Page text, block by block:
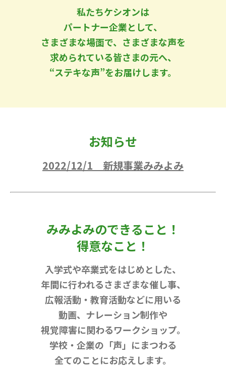
私たちケシオンは
パートナー企業として、
さまざまな場面で、さまざまな声を
求められている皆さまの元へ、
“ステキな声”をお届けします。
お知らせ
2022/12/1 新規事業みみよみ
みみよみのできること！
得意なこと！
入学式や卒業式をはじめとした、
年間に行われるさまざまな催し事、
広報活動・教育活動などに用いる
動画、ナレーション制作や
視覚障害に関わるワークショップ。
学校・企業の「声」にまつわる
全てのことにお応えします。